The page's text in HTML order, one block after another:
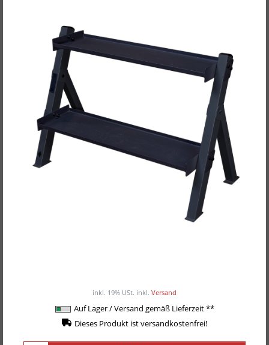
inkl. 19% USt. inkl. Versand
Auf Lager / Versand gemäß Lieferzeit **
Dieses Produkt ist versandkostenfrei!